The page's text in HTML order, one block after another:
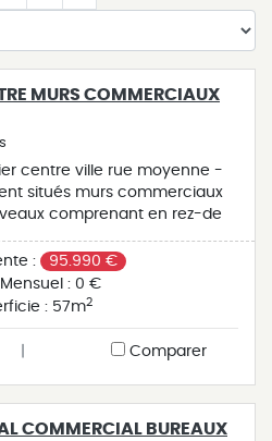
MURS COMMERCIAUX
centre ville rue moyenne -
situés murs commerciaux
comprenant en rez-de
par 1 ascenseur privatif
de vente ou stockage -
pas de porte ni droit au
usage de bureaux ou
pompe à chaleur
double vitrage - charge de
56 lots - budget : 95990
:
95.990 €
: 0 €
: 57m2
Comparer
COMMERCIAL BUREAUX